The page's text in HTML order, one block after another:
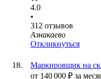
4.0
•
312 отзывов
Азнакаево
Откликнуться
Маркировщик на
от 140 000 ₽ за